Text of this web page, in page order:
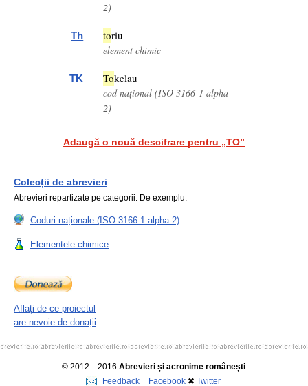
2)
Th toriu
element chimic
TK Tokelau
cod național (ISO 3166-1 alpha-
2)
Adaugă o nouă descifrare pentru „TO”
Colecții de abrevieri
Abrevieri repartizate pe categorii. De exemplu:
Coduri naționale (ISO 3166-1 alpha-2)
Elementele chimice
Aflați de ce proiectul
are nevoie de donații
© 2012—2016 Abrevieri și acronime românești
Feedback
Facebook ✖ Twitter